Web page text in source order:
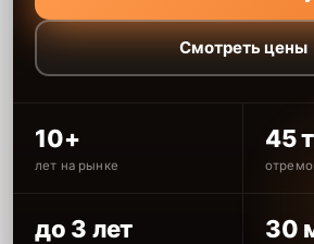
Смотреть цены
10+
лет на рынке
45
до 3 лет 30